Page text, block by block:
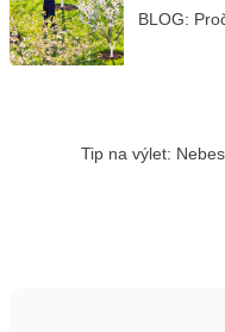
BLOG:
Tip na výlet: